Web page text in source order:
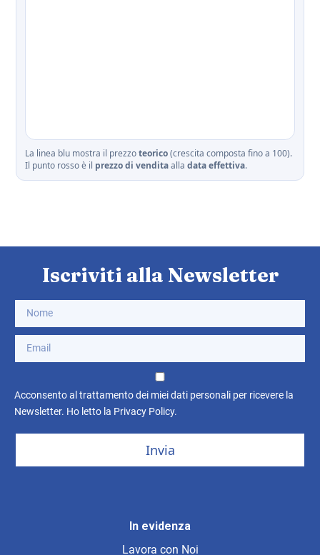
La linea blu mostra il prezzoteorico(crescita composta fino a 100).
Il punto rosso è il prezzo di venditaalla data effettiva.
In evidenza
Lavora con Noi
Iscriviti alla Newsletter
Acconsento al trattamento dei miei dati personali per ricevere la
Newsletter. Ho letto la Privacy Policy.
Invia